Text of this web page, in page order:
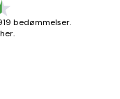
bedømmelser.